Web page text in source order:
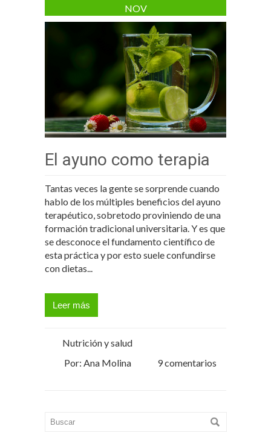
NOV
El ayuno como terapia
Tantas veces la gente se sorprende cuando
hablo de los múltiples beneficios del ayuno
terapéutico, sobretodo proviniendo de una
formación tradicional universitaria. Y es que
se desconoce el fundamento científico de
esta práctica y por esto suele confundirse
con dietas...
Leer más
Nutrición y salud
Por: Ana Molina
9 comentarios